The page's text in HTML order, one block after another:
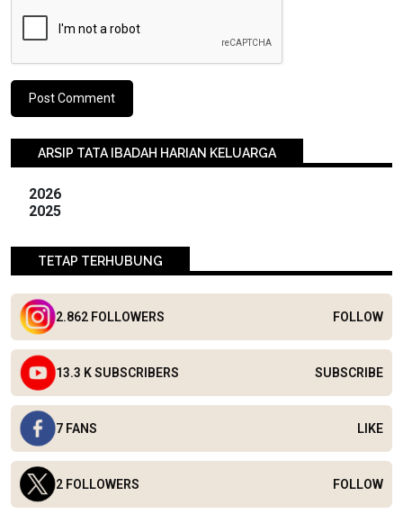
ARSIP TATA IBADAH HARIAN KELUARGA
2026
2025
TETAP TERHUBUNG
2.862 FOLLOWERS FOLLOW
13.3 K SUBSCRIBERS SUBSCRIBE
7 FANS LIKE
2 FOLLOWERS FOLLOW